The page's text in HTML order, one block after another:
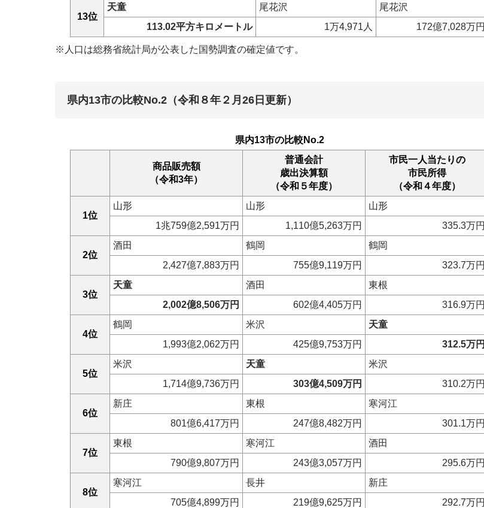
13位
天童 尾花沢
尾花沢
113.02平方キロメートル
1万4,971人 172億7,028万円
※人口は総務省統計局が公表した国勢調査の確定値です。
県内13市の比較No.2（令和８年２月26日更新）
県内13市の比較No.2
商品販売額
（令和3年）
普通会計
歳出決算額
（令和５年度）
市民一人当たりの
市民所得
（令和４年度）
1位
山形 山形
山形
1兆759億2,591万円
1,110億5,263万円 335.3万円
2位
酒田 鶴岡
鶴岡
2,427億7,883万円
755億9,119万円 323.7万円
3位
天童 酒田
東根
2,002億8,506万円
602億4,405万円 316.9万円
4位
鶴岡 米沢
天童
1,993億2,062万円
425億9,753万円 312.5万円
5位
米沢 天童
米沢
1,714億9,736万円
303億4,509万円 310.2万円
6位
新庄 東根
寒河江
801億6,417万円
247億8,482万円 301.1万円
7位
東根 寒河江
酒田
790億9,807万円
243億3,057万円 295.6万円
8位
寒河江 長井
新庄
705億4,899万円
219億9,625万円 292.7万円